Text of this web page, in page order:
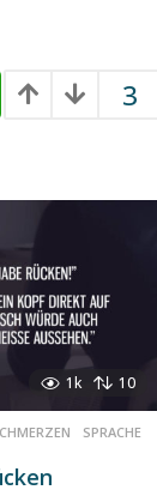
3
1k 10
,SPRACHE